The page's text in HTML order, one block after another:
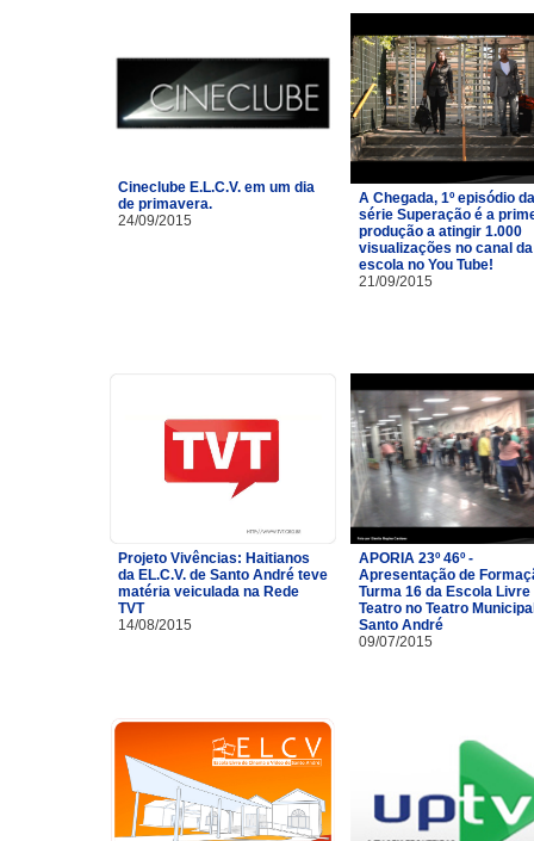
Cineclube E.L.C.V. em um dia
de primavera.
24/09/2015
A Chegada, 1º episódio
série Superação é a
produção a atingir 1.000
visualizações no canal da
escola no You Tube!
21/09/2015
Projeto Vivências: Haitianos
da EL.C.V. de Santo André teve
matéria veiculada na Rede
TVT
14/08/2015
APORIA 23º 46º -
Apresentação de
Turma 16 da Escola Livre
Teatro no Teatro
Santo André
09/07/2015